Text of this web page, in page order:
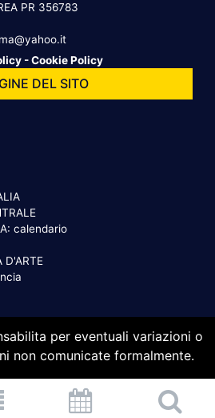
PR 356783
-Cookie Policy
DEL SITO
calendario
D'ARTE
per eventuali variazioni o
non comunicate formalmente.